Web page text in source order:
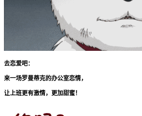
去恋爱吧：
来一场罗曼蒂克的办公室恋情，
让上班更有激情，更加甜蜜！